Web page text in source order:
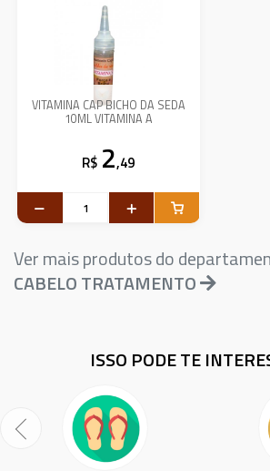
VITAMINA CAP BICHO DA SEDA
10ML VITAMINA A
R$ 2,49
Ver mais produtos do
CABELO TRATAMENTO
ISSO PODE TE